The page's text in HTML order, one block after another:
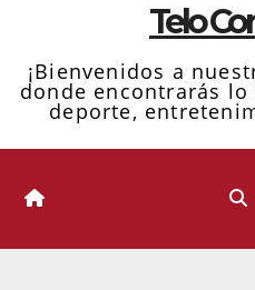
Telo
¡Bienvenidos a
donde encontrarás
deporte,